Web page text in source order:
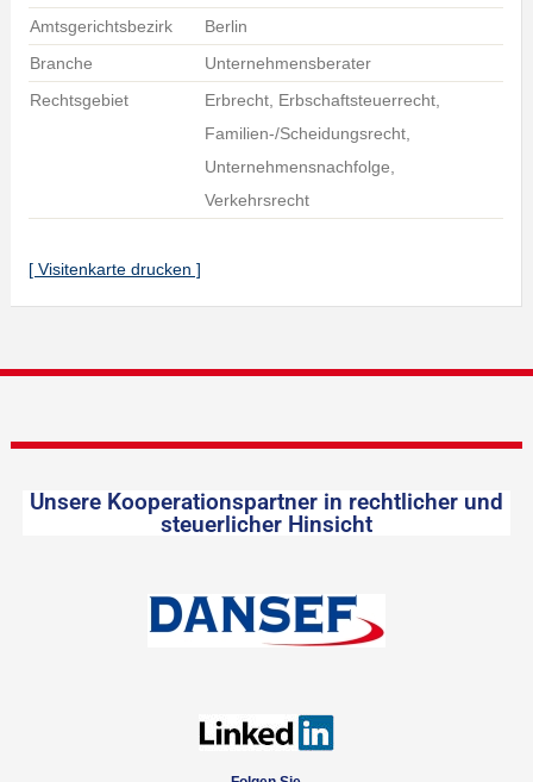
Amtsgerichtsbezirk
Berlin
Branche
Unternehmensberater
Rechtsgebiet
Erbrecht, Erbschaftsteuerrecht,
Familien-/Scheidungsrecht,
Unternehmensnachfolge,
Verkehrsrecht
[ Visitenkarte drucken ]
Unsere Kooperationspartner in rechtlicher und
steuerlicher Hinsicht